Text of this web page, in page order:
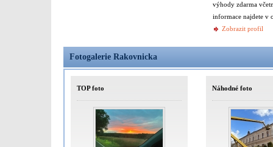
výhody zdarma
informace najdete v
Zobrazit profil
Fotogalerie Rakovnicka
TOP foto Náhodné foto